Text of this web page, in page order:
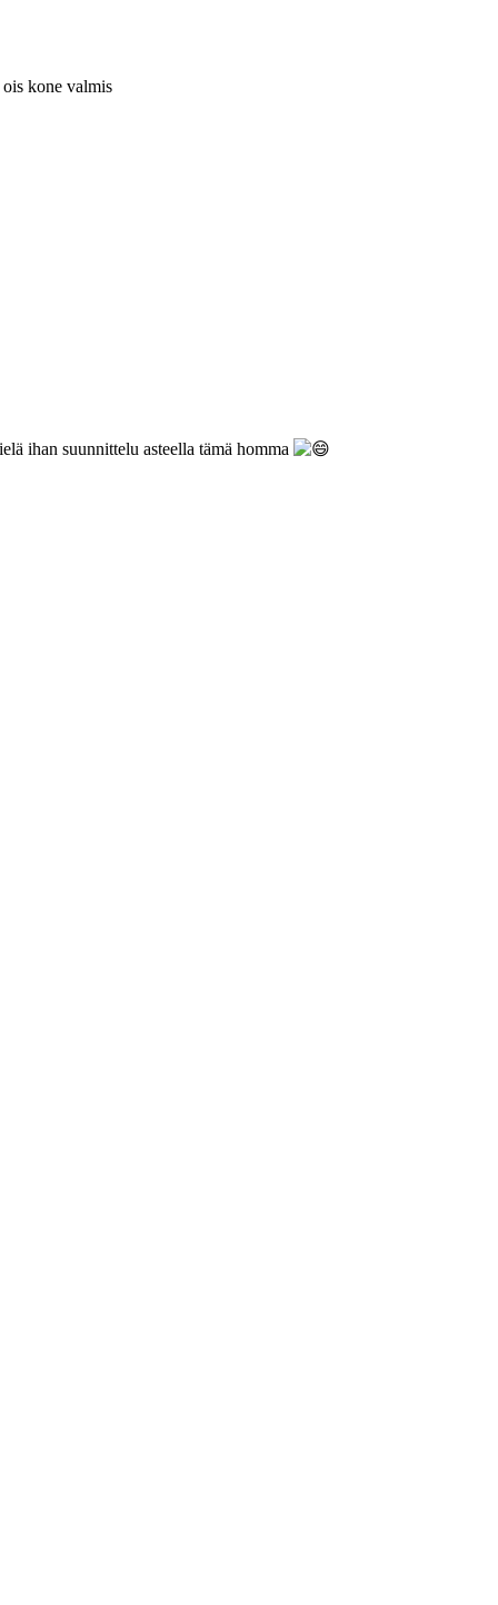
kone valmis
ihan suunnittelu asteella tämä homma